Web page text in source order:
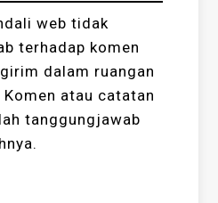
web tidak
terhadap komen
dalam ruangan
atau catatan
tanggungjawab